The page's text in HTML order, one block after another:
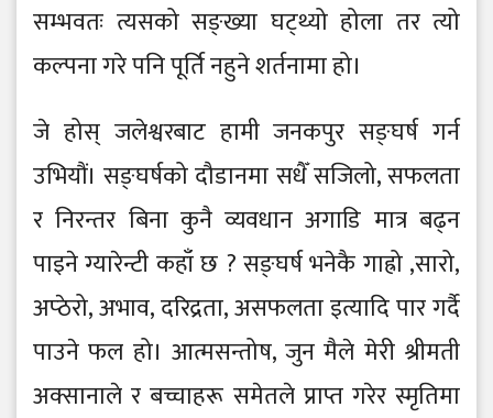
सम्भवतः त्यसको सङ्ख्या घट्थ्यो होला तर त्यो
कल्पना गरे पनि पूर्ति नहुने शर्तनामा हो।
जे होस् जलेश्वरबाट हामी जनकपुर सङ्घर्ष गर्न
उभियौं। सङ्घर्षको दौडानमा सधैँ सजिलो, सफलता
र निरन्तर बिना कुनै व्यवधान अगाडि मात्र बढ्न
पाइने ग्यारेन्टी कहाँ छ ? सङ्घर्ष भनेकै गाह्रो ,सारो,
अप्ठेरो, अभाव, दरिद्रता, असफलता इत्यादि पार गर्दै
पाउने फल हो। आत्मसन्तोष, जुन मैले मेरी श्रीमती
अक्सानाले र बच्चाहरू समेतले प्राप्त गरेर स्मृतिमा